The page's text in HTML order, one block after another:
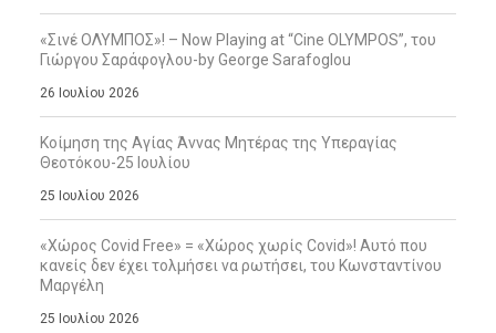
«Σινέ ΟΛΥΜΠΟΣ»! – Now Playing at “Cine OLYMPOS”, του
Γιώργου Σαράφογλου-by George Sarafoglou
26 Ιουλίου 2026
Κοίμηση της Αγίας Άννας Μητέρας της Υπεραγίας
Θεοτόκου-25 Ιουλίου
25 Ιουλίου 2026
«Χώρος Covid Free» = «Χώρος χωρίς Covid»! Αυτό που
κανείς δεν έχει τολμήσει να ρωτήσει, του Κωνσταντίνου
Μαργέλη
25 Ιουλίου 2026